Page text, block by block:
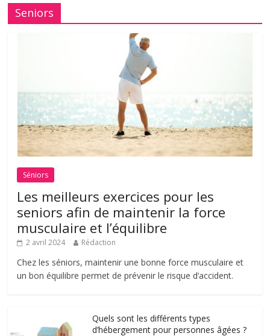
Seniors
Séniors
Les meilleurs exercices pour les
seniors afin de maintenir la force
musculaire et l’équilibre
2 avril 2024 Rédaction
Chez les séniors, maintenir une bonne force musculaire et
un bon équilibre permet de prévenir le risque d’accident.
Quels sont les différents types
d’hébergement pour personnes âgées ?